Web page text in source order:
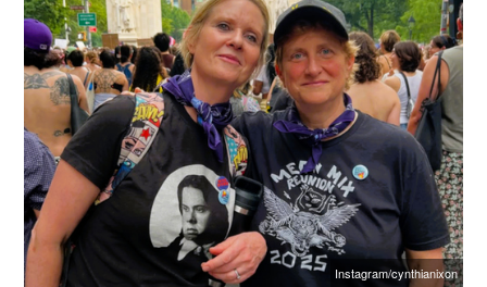
Instagram/cynthianixon